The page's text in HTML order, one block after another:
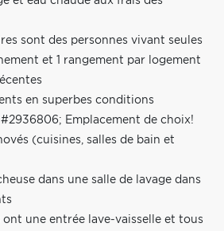
sont des personnes vivant seules
et 1 rangement par logement
en superbes conditions
Emplacement de choix!
(cuisines, salles de bain et
dans une salle de lavage dans
une entrée lave-vaisselle et tous